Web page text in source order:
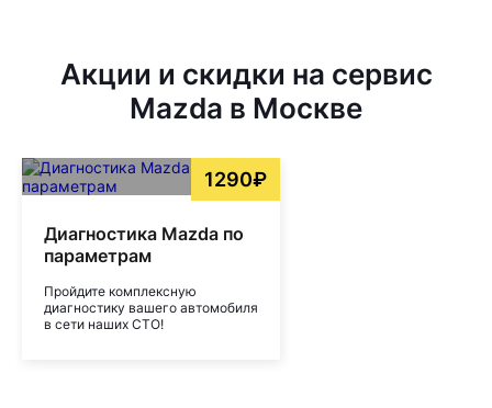
Акции и скидки на сервис
Mazda в Москве
1290₽
Диагностика Mazda по
параметрам
Пройдите комплексную
диагностику вашего автомобиля
в сети наших СТО!